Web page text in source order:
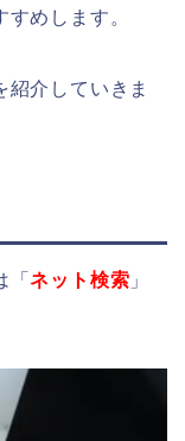
めします。
紹介していきま
「ネット検索 」